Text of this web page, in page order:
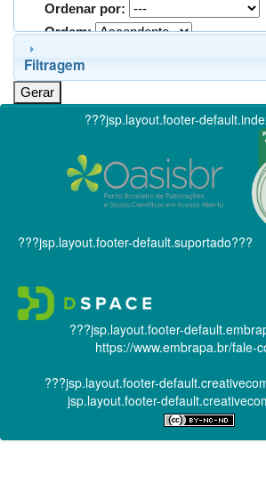
Ordenar por:
Ordem:
Filtragem
???jsp.layout.footer-
???jsp.layout.footer-default.suportado???
???jsp.layout.footer-
https://www.embrapa.br/fale-
???jsp.layout.footer-
jsp.layout.footer-